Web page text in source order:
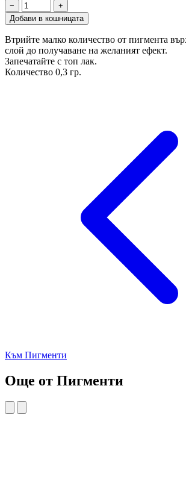
−
+
Добави в кошницата
Втрийте малко количество от пигмента
слой до получаване на желаният ефект.
Запечатайте с топ лак.
Количество 0,3 гр.
Към Пигменти
Още от Пигменти